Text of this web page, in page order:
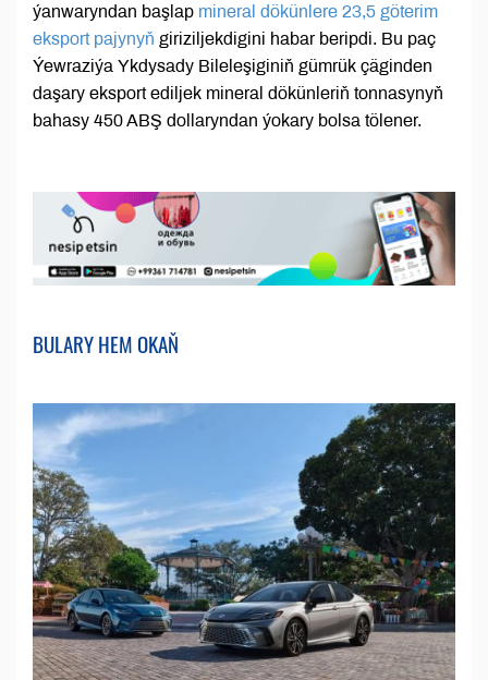
ýanwaryndan başlap mineral dökünlere 23,5 göterim
eksport pajynyň giriziljekdigini habar beripdi. Bu paç
Ýewraziýa Ykdysady Bileleşiginiň gümrük çäginden
daşary eksport ediljek mineral dökünleriň tonnasynyň
bahasy 450 ABŞ dollaryndan ýokary bolsa tölener.
BULARY HEM OKAŇ